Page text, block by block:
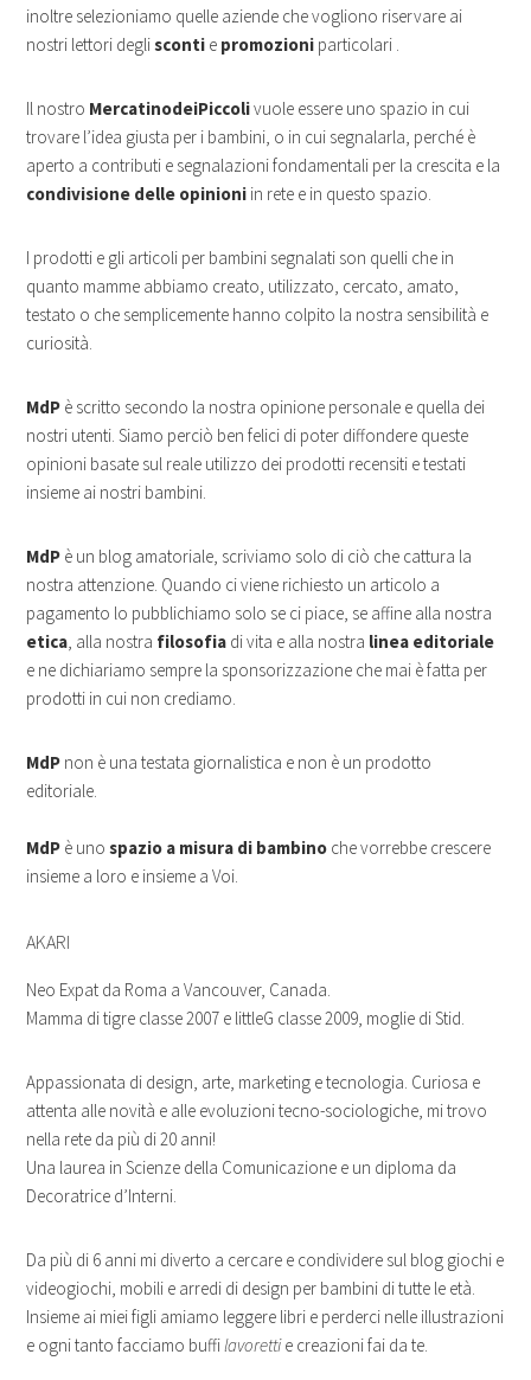
inoltre selezioniamo quelle aziende che vogliono riservare ai
nostri lettori deglisconti e promozioni particolari .
Il nostro MercatinodeiPiccolivuole essere uno spazio in cui
trovare l’idea giusta per i bambini, o in cui segnalarla, perché è
aperto a contributi e segnalazioni fondamentali per la crescita e la
condivisione delle opinioni in rete e in questo spazio.
I prodotti e gli articoli per bambini segnalati son quelli che in
quanto mamme abbiamo creato, utilizzato, cercato, amato,
testato o che semplicemente hanno colpito la nostra sensibilità e
curiosità.
MdP è scritto secondo la nostra opinione personale e quella dei
nostri utenti. Siamo perciò ben felici di poter diffondere queste
opinioni basate sul reale utilizzo dei prodotti recensiti e testati
insieme ai nostri bambini.
MdP è un blog amatoriale, scriviamo solo di ciò che cattura la
nostra attenzione. Quando ci viene richiesto un articolo a
pagamento lo pubblichiamo solo se ci piace, se affine alla nostra
etica, alla nostra filosofia di vita e alla nostra linea editoriale
e ne dichiariamo sempre la sponsorizzazione che mai è fatta per
prodotti in cui non crediamo.
MdP non è una testata giornalistica e non è un prodotto
editoriale.
MdP è uno spazio a misura di bambino che vorrebbe crescere
insieme a loro e insieme a Voi.
AKARI
Neo Expat da Roma a Vancouver, Canada.
Mamma di tigre classe 2007 e littleG classe 2009, moglie di Stid.
Appassionata di design, arte, marketing e tecnologia. Curiosa e
attenta alle novità e alle evoluzioni tecno-sociologiche, mi trovo
nella rete da più di 20 anni!
Una laurea in Scienze della Comunicazione e un diploma da
Decoratrice d’Interni.
Da più di 6 anni mi diverto a cercare e condividere sul blog giochi e
videogiochi, mobili e arredi di design per bambini di tutte le età.
Insieme ai miei figli amiamo leggere libri e perderci nelle illustrazioni
e ogni tanto facciamo buffilavorettie creazioni fai da te.